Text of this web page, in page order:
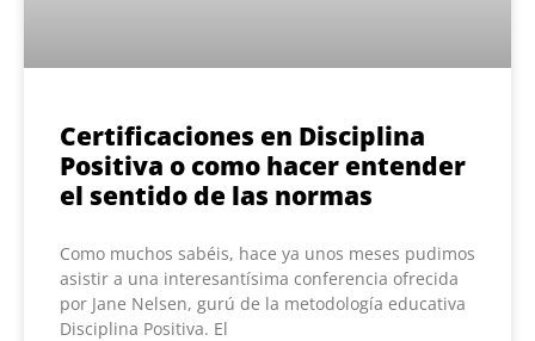
Certificaciones en Disciplina
Positiva o como hacer entender
el sentido de las normas
Como muchos sabéis, hace ya unos meses pudimos
asistir a una interesantísima conferencia ofrecida
por Jane Nelsen, gurú de la metodología educativa
Disciplina Positiva. El